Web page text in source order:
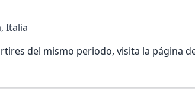
Italia
del mismo periodo, visita la página